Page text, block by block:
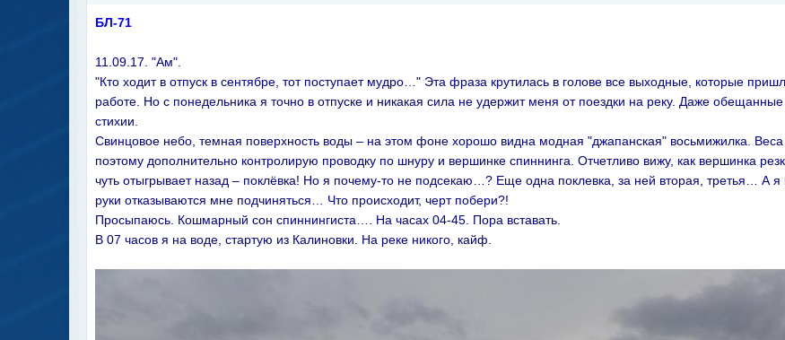
БЛ-71
11.09.17. "Ам".
"Кто ходит в отпуск в сентябре, тот поступает мудро…" Эта фраза крутилась в голове все выходные, которые
работе. Но с понедельника я точно в отпуске и никакая сила не удержит меня от поездки на реку. Даже
стихии.
Свинцовое небо, темная поверхность воды – на этом фоне хорошо видна модная "джапанская" восьмижилка.
поэтому дополнительно контролирую проводку по шнуру и вершинке спиннинга. Отчетливо вижу, как вершинка
чуть отыгрывает назад – поклёвка! Но я почему-то не подсекаю…? Еще одна поклевка, за ней вторая, третья… А я
руки отказываются мне подчиняться… Что происходит, черт побери?!
Просыпаюсь. Кошмарный сон спиннингиста…. На часах 04-45. Пора вставать.
В 07 часов я на воде, стартую из Калиновки. На реке никого, кайф.